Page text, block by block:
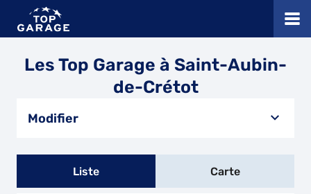
Les Top Garage à Saint-Aubin-
de-Crétot
Modifier
Liste Carte